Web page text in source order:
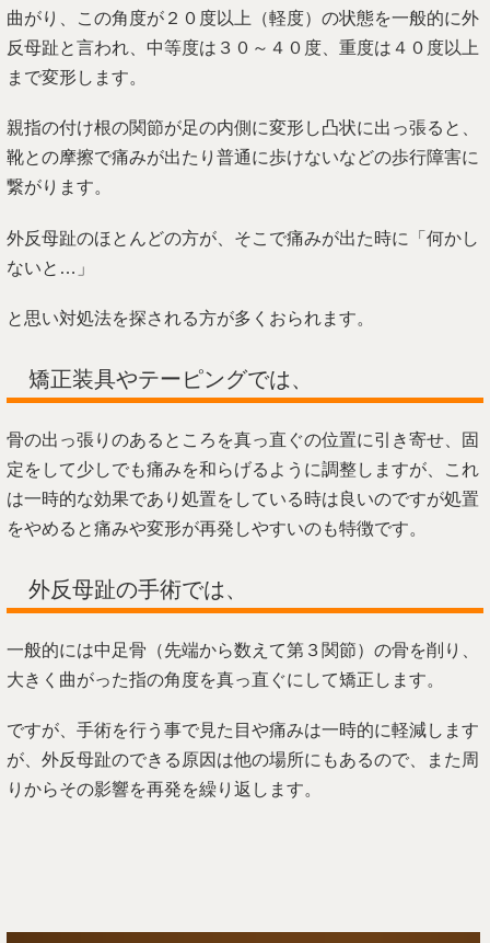
曲がり、この角度が２０度以上（軽度）の状態を一般的に外
反母趾と言われ、中等度は３０～４０度、重度は４０度以上
まで変形します。
親指の付け根の関節が足の内側に変形し凸状に出っ張ると、
靴との摩擦で痛みが出たり普通に歩けないなどの歩行障害に
繋がります。
外反母趾のほとんどの方が、そこで痛みが出た時に「何かし
ないと…」
と思い対処法を探される方が多くおられます。
矯正装具やテーピングでは、
骨の出っ張りのあるところを真っ直ぐの位置に引き寄せ、固
定をして少しでも痛みを和らげるように調整しますが、これ
は一時的な効果であり処置をしている時は良いのですが処置
をやめると痛みや変形が再発しやすいのも特徴です。
外反母趾の手術では、
一般的には中足骨（先端から数えて第３関節）の骨を削り、
大きく曲がった指の角度を真っ直ぐにして矯正します。
ですが、手術を行う事で見た目や痛みは一時的に軽減します
が、外反母趾のできる原因は他の場所にもあるので、また周
りからその影響を再発を繰り返します。